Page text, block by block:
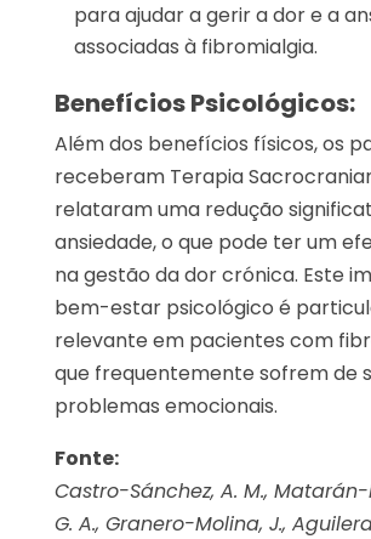
para ajudar a gerir a dor e a
associadas à fibromialgia.
Benefícios Psicológicos:
Além dos benefícios físicos, os
receberam Terapia
relataram uma redução
ansiedade, o que pode ter um
na gestão da dor crónica. Este
bem-estar psicológico é
relevante em pacientes com
que frequentemente sofrem de
problemas emocionais.
Fonte:
Castro-Sánchez, A. M.,
G. A., Granero-Molina, J.,